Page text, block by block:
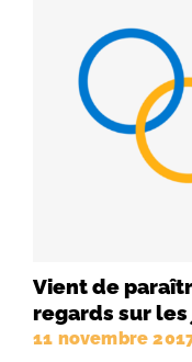
Vient de
regards sur
11 novembre